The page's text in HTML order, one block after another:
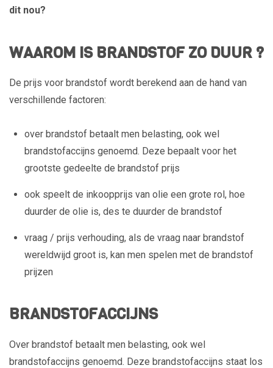
dit nou?
WAAROM IS BRANDSTOF ZO DUUR ?
De prijs voor brandstof wordt berekend aan de hand van
verschillende factoren:
over brandstof betaalt men belasting, ook wel
brandstofaccijns genoemd. Deze bepaalt voor het
grootste gedeelte de brandstof prijs
ook speelt de inkoopprijs van olie een grote rol, hoe
duurder de olie is, des te duurder de brandstof
vraag / prijs verhouding, als de vraag naar brandstof
wereldwijd groot is, kan men spelen met de brandstof
prijzen
BRANDSTOFACCIJNS
Over brandstof betaalt men belasting, ook wel
brandstofaccijns genoemd. Deze brandstofaccijns staat los